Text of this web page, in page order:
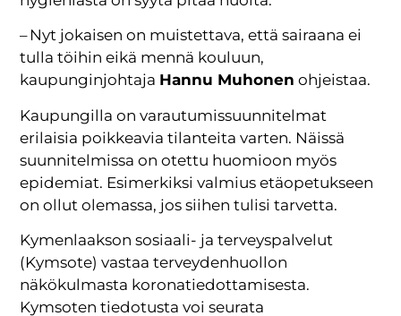
– Nyt jokaisen on muistettava, että sairaana ei
tulla töihin eikä mennä kouluun,
kaupunginjohtaja Hannu Muhonen ohjeistaa.
Kaupungilla on varautumissuunnitelmat
erilaisia poikkeavia tilanteita varten. Näissä
suunnitelmissa on otettu huomioon myös
epidemiat. Esimerkiksi valmius etäopetukseen
on ollut olemassa, jos siihen tulisi tarvetta.
Kymenlaakson sosiaali- ja terveyspalvelut
(Kymsote) vastaa terveydenhuollon
näkökulmasta koronatiedottamisesta.
Kymsoten tiedotusta voi seurata